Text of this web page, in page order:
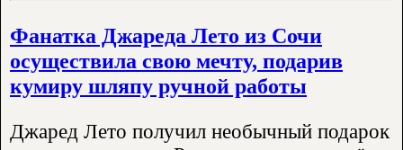
Фанатка Джареда Лето из Сочи
осуществила свою мечту, подарив
кумиру шляпу ручной работы
Джаред Лето получил необычный подарок